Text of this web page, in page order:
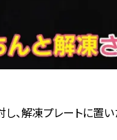
、解凍プレートに置